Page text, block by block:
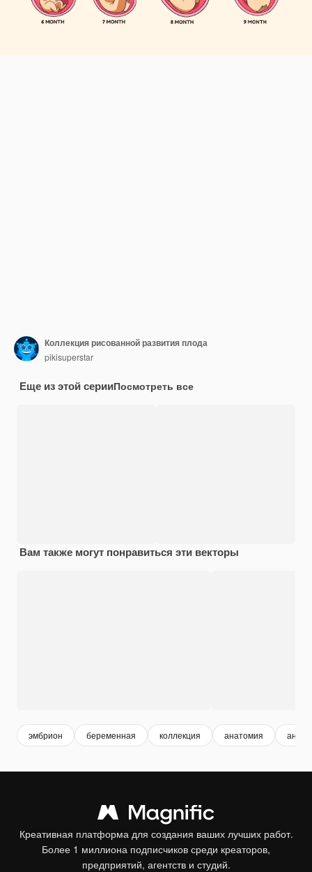
Коллекция рисованной развития плода
pikisuperstar
Еще из этой серииПосмотреть все
Вам также могут понравиться эти векторы
эмбрион беременная коллекция анатомия
Креативная платформа для создания ваших лучших работ.
Более 1 миллиона подписчиков среди креаторов,
предприятий, агентств и студий.